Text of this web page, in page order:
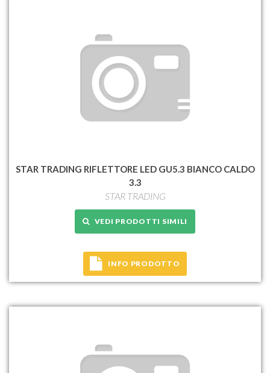
STAR TRADING RIFLETTORE LED GU5.3 BIANCO CALDO
3.3
STAR TRADING
VEDI PRODOTTI SIMILI
INFO PRODOTTO